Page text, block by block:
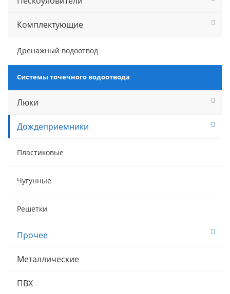
Комплектующие
Дренажный водоотвод
Системы точечного водоотвода
Люки
Дождеприемники
Пластиковые
Чугунные
Решетки
Прочее
Металлические
ПВХ